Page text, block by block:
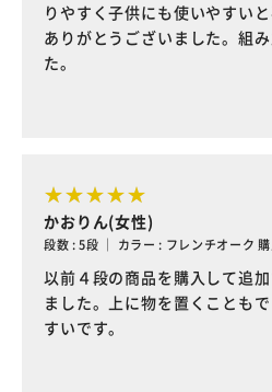
りやすく子供にも使いやすい
ありがとうございました。組
た。
かおりん(女性)
段数 : 5段 ｜ カラー : フレンチオーク 購
以前４段の商品を購入して追
ました。上に物を置くことも
すいです。